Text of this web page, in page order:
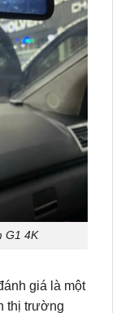
G1 4K
giá là một
người dùng